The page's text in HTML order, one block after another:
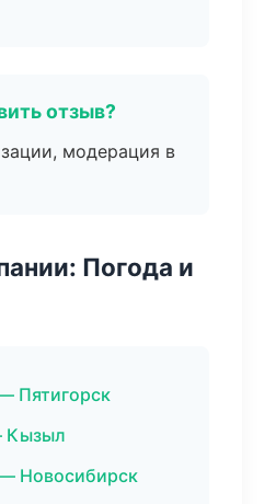
отзыв?
модерация в
Погода и
Пятигорск
Кызыл
Новосибирск